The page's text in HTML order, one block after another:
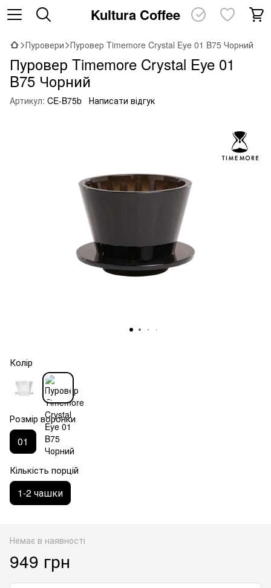
Kultura Coffee
Пуровери Пуровер Timemore Crystal Eye 01 B75 Чорний
Пуровер Timemore Crystal Eye 01
B75 Чорний
Артикул: CE-B75b Написати відгук
Колір
Розмір воронки
01
Кількість порцій
1-2 чашки
Немає в наявності
949 грн